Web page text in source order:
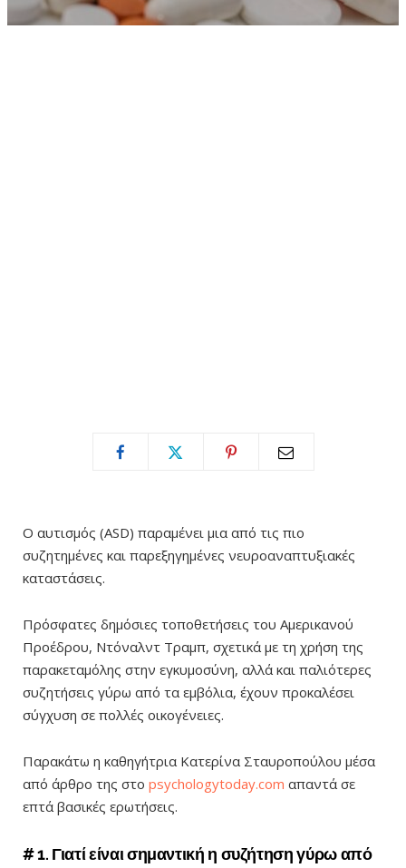
Ο αυτισμός (ASD) παραμένει μια από τις πιο
συζητημένες και παρεξηγημένες νευροαναπτυξιακές
καταστάσεις.
Πρόσφατες δημόσιες τοποθετήσεις του Αμερικανού
Προέδρου, Ντόναλντ Τραμπ, σχετικά με τη χρήση της
παρακεταμόλης στην εγκυμοσύνη, αλλά και παλιότερες
συζητήσεις γύρω από τα εμβόλια, έχουν προκαλέσει
σύγχυση σε πολλές οικογένειες.
Παρακάτω η καθηγήτρια Κατερίνα Σταυροπούλου μέσα
από άρθρο της στο psychologytoday.com απαντά σε
επτά βασικές ερωτήσεις.
# 1. Γιατί είναι σημαντική η συζήτηση γύρω από